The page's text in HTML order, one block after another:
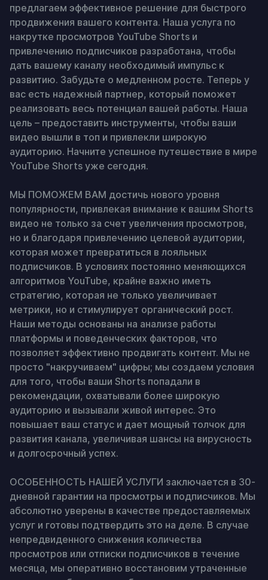
предлагаем эффективное решение для быстрого
продвижения вашего контента. Наша услуга по
накрутке просмотров YouTube Shorts и
привлечению подписчиков разработана, чтобы
дать вашему каналу необходимый импульс к
развитию. Забудьте о медленном росте. Теперь у
вас есть надежный партнер, который поможет
реализовать весь потенциал вашей работы. Наша
цель – предоставить инструменты, чтобы ваши
видео вышли в топ и привлекли широкую
аудиторию. Начните успешное путешествие в мире
YouTube Shorts уже сегодня.
МЫ ПОМОЖЕМ ВАМ достичь нового уровня
популярности, привлекая внимание к вашим Shorts
видео не только за счет увеличения просмотров,
но и благодаря привлечению целевой аудитории,
которая может превратиться в лояльных
подписчиков. В условиях постоянно меняющихся
алгоритмов YouTube, крайне важно иметь
стратегию, которая не только увеличивает
метрики, но и стимулирует органический рост.
Наши методы основаны на анализе работы
платформы и поведенческих факторов, что
позволяет эффективно продвигать контент. Мы не
просто "накручиваем" цифры; мы создаем условия
для того, чтобы ваши Shorts попадали в
рекомендации, охватывали более широкую
аудиторию и вызывали живой интерес. Это
повышает ваш статус и дает мощный толчок для
развития канала, увеличивая шансы на вирусность
и долгосрочный успех.
ОСОБЕННОСТЬ НАШЕЙ УСЛУГИ заключается в 30-
дневной гарантии на просмотры и подписчиков. Мы
абсолютно уверены в качестве предоставляемых
услуг и готовы подтвердить это на деле. В случае
непредвиденного снижения количества
просмотров или отписки подписчиков в течение
месяца, мы оперативно восстановим утраченные